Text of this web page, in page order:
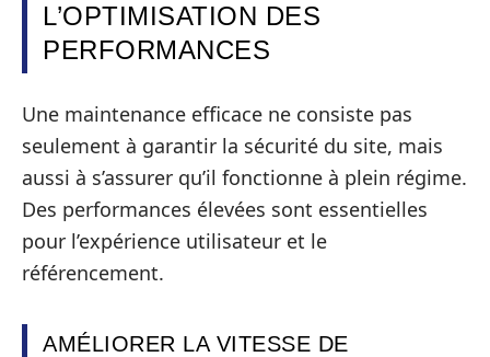
L’OPTIMISATION DES
PERFORMANCES
Une maintenance efficace ne consiste pas
seulement à garantir la sécurité du site, mais
aussi à s’assurer qu’il fonctionne à plein régime.
Des performances élevées sont essentielles
pour l’expérience utilisateur et le
référencement.
AMÉLIORER LA VITESSE DE